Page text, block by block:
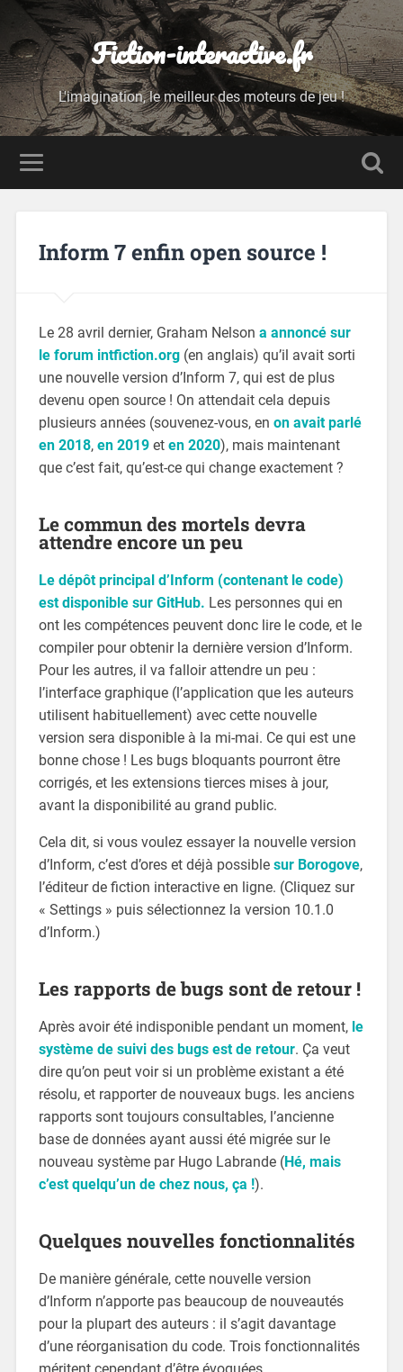
Fiction-interactive.fr
L'imagination, le meilleur des moteurs de jeu !
Inform 7 enfin open source !
Le 28 avril dernier, Graham Nelson a annoncé sur
le forum intfiction.org(en anglais) qu’il avait sorti
une nouvelle version d’Inform 7, qui est de plus
devenu open source ! On attendait cela depuis
plusieurs années (souvenez-vous, en on avait parlé
en 2018, en 2019et en 2020), mais maintenant
que c’est fait, qu’est-ce qui change exactement ?
Le commun des mortels devra
attendre encore un peu
Le dépôt principal d’Inform (contenant le code)
est disponible sur GitHub. Les personnes qui en
ont les compétences peuvent donc lire le code, et le
compiler pour obtenir la dernière version d’Inform.
Pour les autres, il va falloir attendre un peu :
l’interface graphique (l’application que les auteurs
utilisent habituellement) avec cette nouvelle
version sera disponible à la mi-mai. Ce qui est une
bonne chose ! Les bugs bloquants pourront être
corrigés, et les extensions tierces mises à jour,
avant la disponibilité au grand public.
Cela dit, si vous voulez essayer la nouvelle version
d’Inform, c’est d’ores et déjà possible sur Borogove,
l’éditeur de fiction interactive en ligne. (Cliquez sur
« Settings » puis sélectionnez la version 10.1.0
d’Inform.)
Les rapports de bugs sont de retour !
Après avoir été indisponible pendant un moment, le
système de suivi des bugs est de retour. Ça veut
dire qu’on peut voir si un problème existant a été
résolu, et rapporter de nouveaux bugs. les anciens
rapports sont toujours consultables, l’ancienne
base de données ayant aussi été migrée sur le
nouveau système par Hugo Labrande (Hé, mais
c’est quelqu’un de chez nous, ça !).
Quelques nouvelles fonctionnalités
De manière générale, cette nouvelle version
d’Inform n’apporte pas beaucoup de nouveautés
pour la plupart des auteurs : il s’agit davantage
d’une réorganisation du code. Trois fonctionnalités